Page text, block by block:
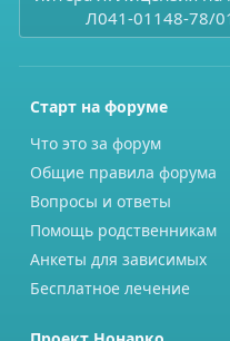
Л041-01148-78/
Старт на форуме
Что это за форум
Общие правила форума
Вопросы и ответы
Помощь родственникам
Анкеты для зависимых
Бесплатное лечение